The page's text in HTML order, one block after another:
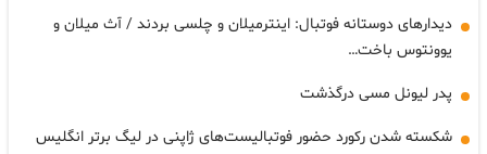
دیدارهای دوستانه فوتبال: اینترمیلان و چلسی بردند / آث میلان و
یوونتوس باخت…
پدر لیونل مسی درگذشت
شکسته شدن رکورد حضور فوتبالیست‌های ژاپنی در لیگ برتر انگلیس